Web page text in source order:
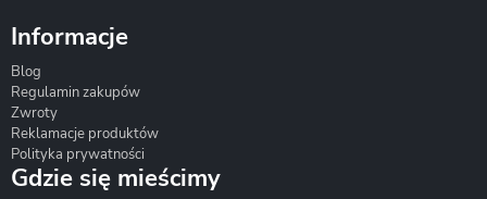
Informacje
Blog
Regulamin zakupów
Zwroty
Reklamacje produktów
Polityka prywatności
Gdzie się mieścimy